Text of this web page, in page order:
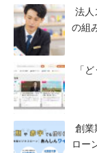
法人
の組
「
創業
ロー